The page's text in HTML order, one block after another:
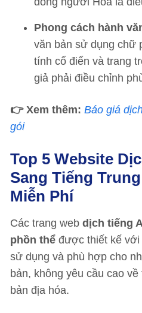
Phong cách hành
văn bản sử dụng chữ
tính cổ điển và trang
giả phải điều chỉnh
👉 Xem thêm: Báo giá
gói
Top 5 Website
Sang Tiếng
Miễn Phí
Các trang web dịch tiếng
phồn thể được thiết kế với
sử dụng và phù hợp cho
bản, không yêu cầu cao
bản địa hóa.